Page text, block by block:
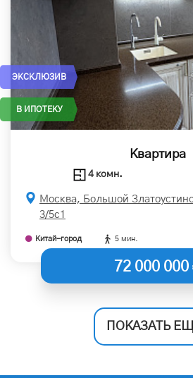
ЭКСКЛЮЗИВ
В ИПОТЕКУ
Квартира
4 комн.
Москва, Большой
3/5с1
Китай-город 5 мин.
72 000 000
ПОКАЗАТЬ